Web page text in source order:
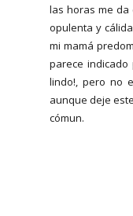
las horas me da
opulenta y
mi mamá
parece
lindo!, pero no
aunque deje
cómun.